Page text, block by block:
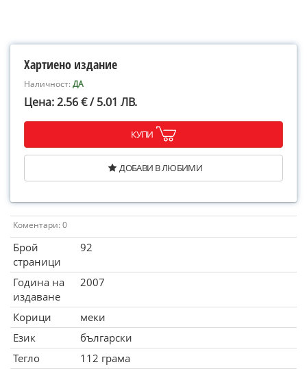
Хартиено издание
Наличност:ДА
Цена: 2.56 € / 5.01 ЛВ.
КУПИ
ДОБАВИ В ЛЮБИМИ
Коментари: 0
Брой
страници
92
Година на
издаване
2007
Корици
меки
Език
български
Тегло
112 грама